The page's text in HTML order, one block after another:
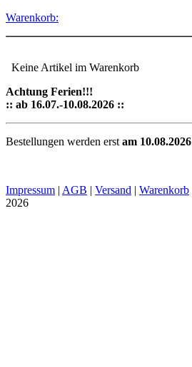
Warenkorb:
Keine Artikel im Warenkorb
Achtung Ferien!!!
:: ab 16.07.-10.08.2026 ::
Bestellungen werden erst am 10.08.2026
Impressum | AGB | Versand | Warenkorb
2026